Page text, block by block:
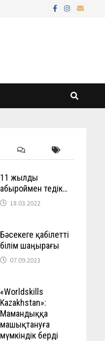
11 жылды
абыроймен өтедік…
18.03.2022
Бәсекеге қабілетті
білім шаңырағы
07.09.2023
«Worldskills
Kazakhstan»:
Мамандыққа
машықтануға
мүмкіндік берді